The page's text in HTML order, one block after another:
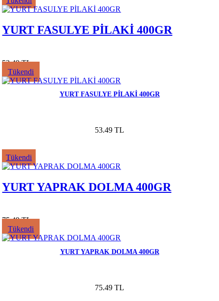
YURT FASULYE PİLAKİ 400GR
53.49 TL
Tükendi
YURT FASULYE PİLAKİ 400GR
53.49 TL
Tükendi
YURT YAPRAK DOLMA 400GR
75.49 TL
Tükendi
YURT YAPRAK DOLMA 400GR
75.49 TL